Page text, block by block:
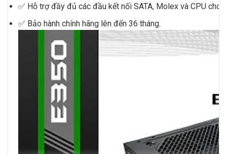
✅ Hỗ trợ đầy đủ các đầu kết nối SATA, Molex và CPU cho
✅ Bảo hành chính hãng lên đến 36 tháng.